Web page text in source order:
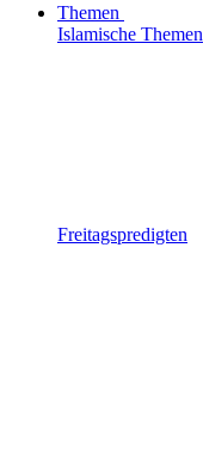
Themen
Islamische Themen
Freitagspredigten